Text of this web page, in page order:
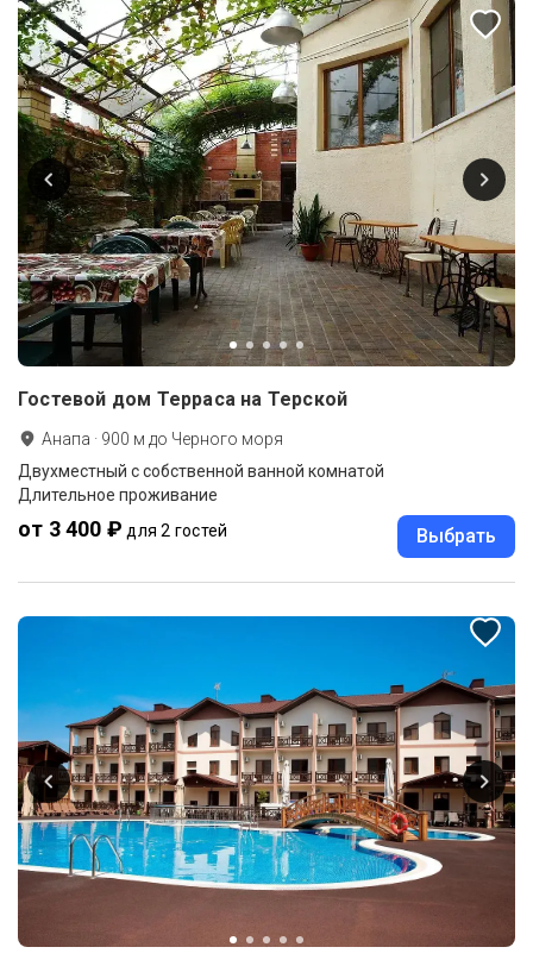
Гостевой дом Терраса на Терской
Анапа · 900 м до Черного моря
Двухместный с собственной ванной комнатой
Длительное проживание
от 3 400 ₽ для 2 гостей Выбрать